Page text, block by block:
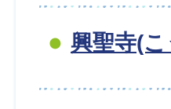
興聖寺(